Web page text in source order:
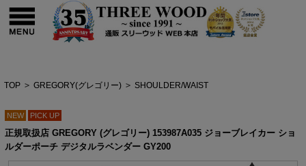
TOP > GREGORY(グレゴリー) > SHOULDER/WAIST
NEW PICK UP
正規取扱店 GREGORY (グレゴリー) 153987A035 ジョーブレイカー ショ
ルダーポーチ デジタルラベンダー GY200